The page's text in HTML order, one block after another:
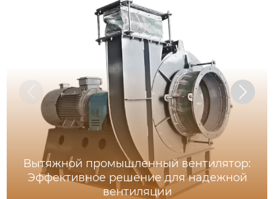
Вытяжной промышленный вентилятор:
Эффективное решение для надежной
вентиляции